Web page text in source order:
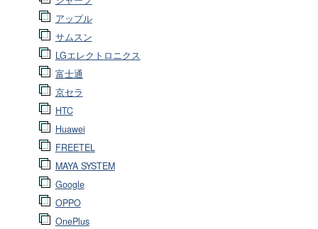
アップル
サムスン
LGエレクトロニクス
富士通
京セラ
HTC
Huawei
FREETEL
MAYA SYSTEM
Google
OPPO
OnePlus